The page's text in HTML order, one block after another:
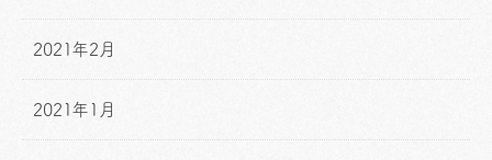
2021年2月
2021年1月